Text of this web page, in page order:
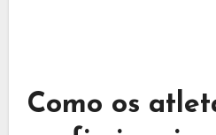
esses sinais é crucial para
expectativas realistas e